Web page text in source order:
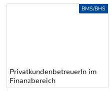
Uber weitere Berufsvorschläge
PrivatkundenbetreuerIn im
Finanzbereich
BMS/BHS